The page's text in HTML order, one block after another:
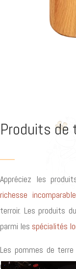
Produits de
Appréciez les
richesse incomparable
terroir. Les produits
parmi les spécialités
Les pommes de
élevé en plein air de